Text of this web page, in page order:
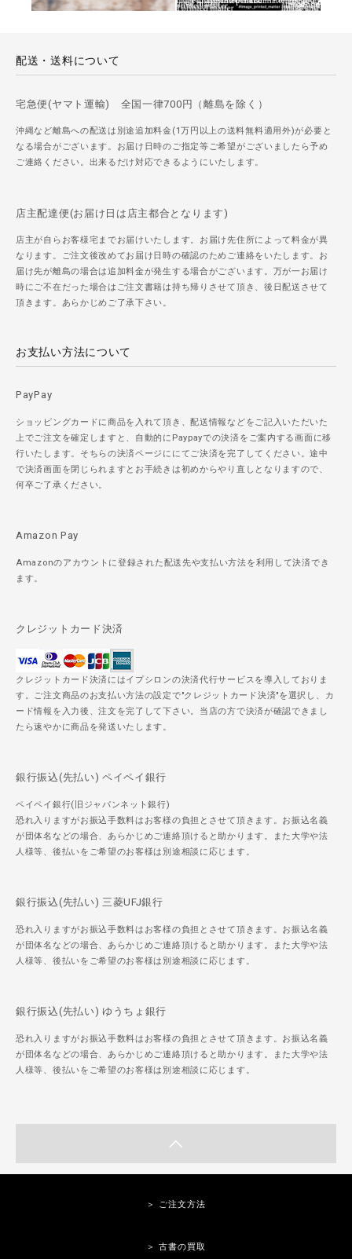
配送・送料について
宅急便(ヤマト運輸) 全国一律700円（離島を除く）
沖縄など離島への配送は別途追加料金(1万円以上の送料無料適用外)が必要と
なる場合がございます。お届け日時のご指定等ご希望がございましたら予め
ご連絡ください。出来るだけ対応できるようにいたします。
店主配達便(お届け日は店主都合となります)
店主が自らお客様宅までお届けいたします。お届け先住所によって料金が異
なります。ご注文後改めてお届け日時の確認のためご連絡をいたします。お
届け先が離島の場合は追加料金が発生する場合がございます。万が一お届け
時にご不在だった場合はご注文書籍は持ち帰りさせて頂き、後日配送させて
頂きます。あらかじめご了承下さい。
お支払い方法について
PayPay
ショッピングカードに商品を入れて頂き、配送情報などをご記入いただいた
上でご注文を確定しますと、自動的にPaypayでの決済をご案内する画面に移
行いたします。そちらの決済ページににてご決済を完了してください。途中
で決済画面を閉じられますとお手続きは初めからやり直しとなりますので、
何卒ご了承ください。
Amazon Pay
Amazonのアカウントに登録された配送先や支払い方法を利用して決済でき
ます。
クレジットカード決済
クレジットカード決済にはイプシロンの決済代行サービスを導入しておりま
す。ご注文商品のお支払い方法の設定で"クレジットカード決済"を選択し、カ
ード情報を入力後、注文を完了して下さい。当店の方で決済が確認できまし
たら速やかに商品を発送いたします。
銀行振込(先払い) ペイペイ銀行
ペイペイ銀行(旧ジャパンネット銀行)
恐れ入りますがお振込手数料はお客様の負担とさせて頂きます。お振込名義
が団体名などの場合、あらかじめご連絡頂けると助かります。また大学や法
人様等、後払いをご希望のお客様は別途相談に応じます。
銀行振込(先払い) 三菱UFJ銀行
恐れ入りますがお振込手数料はお客様の負担とさせて頂きます。お振込名義
が団体名などの場合、あらかじめご連絡頂けると助かります。また大学や法
人様等、後払いをご希望のお客様は別途相談に応じます。
銀行振込(先払い) ゆうちょ銀行
恐れ入りますがお振込手数料はお客様の負担とさせて頂きます。お振込名義
が団体名などの場合、あらかじめご連絡頂けると助かります。また大学や法
人様等、後払いをご希望のお客様は別途相談に応じます。
＞ ご注文方法
＞ 古書の買取